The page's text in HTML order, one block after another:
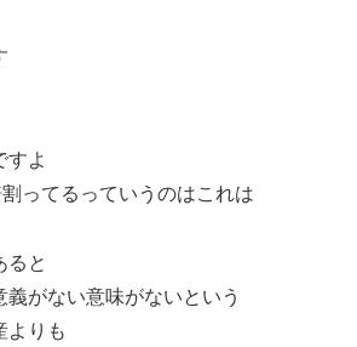
すよ
ってるっていうのはこれは
ると
がない意味がないという
よりも